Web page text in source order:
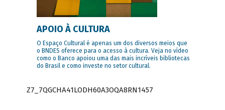
APOIO À CULTURA
O Espaço Cultural é apenas um dos diversos meios que
o BNDES oferece para o acesso à cultura. Veja no vídeo
como o Banco apoiou uma das mais incríveis bibliotecas
do Brasil e como investe no setor cultural.
Z7_7QGCHA41LODH60A3OQA8RN1457